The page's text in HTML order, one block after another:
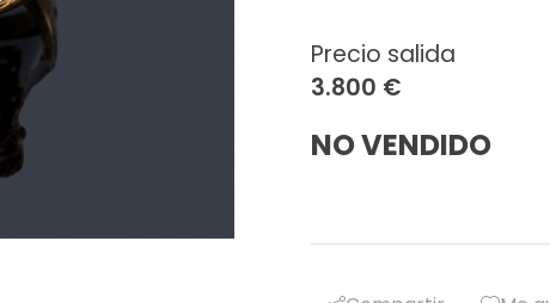
Precio salida
3.800 €
NO VENDIDO